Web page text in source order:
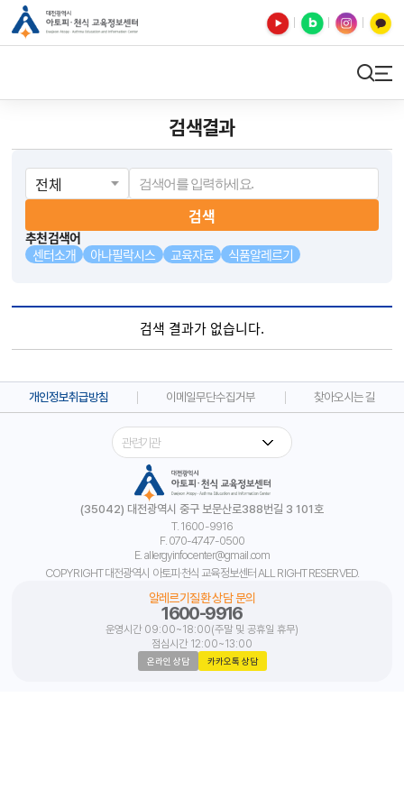
검색결과
검색
추천검색어
센터소개
아나필락시스 교육자료 식품알레르기
검색 결과가 없습니다.
개인정보취급방침 이메일무단수집거부 찾아오시는 길
(35042) 대전광역시 중구 보문산로388번길 3 101호
T. 1600-9916
F. 070-4747-0500
E. allergyinfocenter@gmail.com
COPYRIGHT 대전광역시 아토피·천식 교육정보센터 ALL RIGHT RESERVED.
알레르기질환 상담 문의
1600-9916
운영시간 09:00~18:00(주말 및 공휴일 휴무)
점심시간 12:00~13:00
온라인 상담 카카오톡 상담